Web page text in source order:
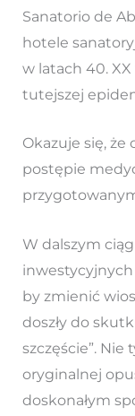
Sanatorio de
hotele
w latach 40.
tutejszej
Okazuje się, że
postępie
W dalszym
by zmienić
doszły do
szczęście”.
oryginalnej
doskonałym